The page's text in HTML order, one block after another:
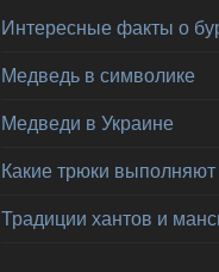
Интересные факты о
Медведь в символике
Медведи в Украине
Какие трюки
Традиции хантов и